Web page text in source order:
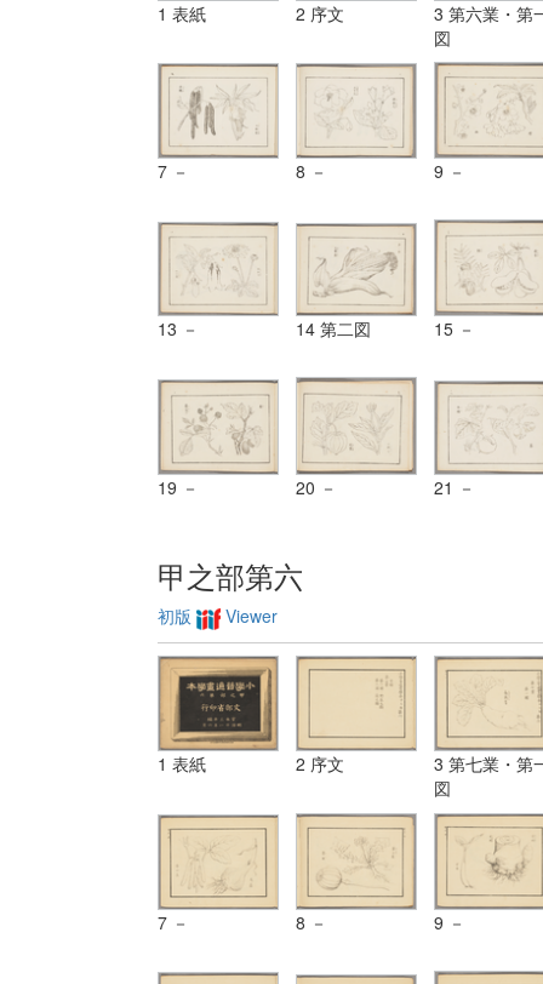
1 表紙 2 序文
3 第六業・第
図
7 － 8 － 9 －
13 － 14 第二図 15 －
19 － 20 － 21 －
甲之部第六
初版 Viewer
1 表紙 2 序文
3 第七業・第
図
7 － 8 － 9 －